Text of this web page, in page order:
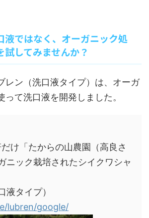
液ではなく、オーガニック処
試してみませんか？
レン（洗口液タイプ）は、オーガ
って洗口液を開発しました。
け「たからの山農園（高良さ
ニック栽培されたシイクワシャ
液タイプ）
lubren/google/